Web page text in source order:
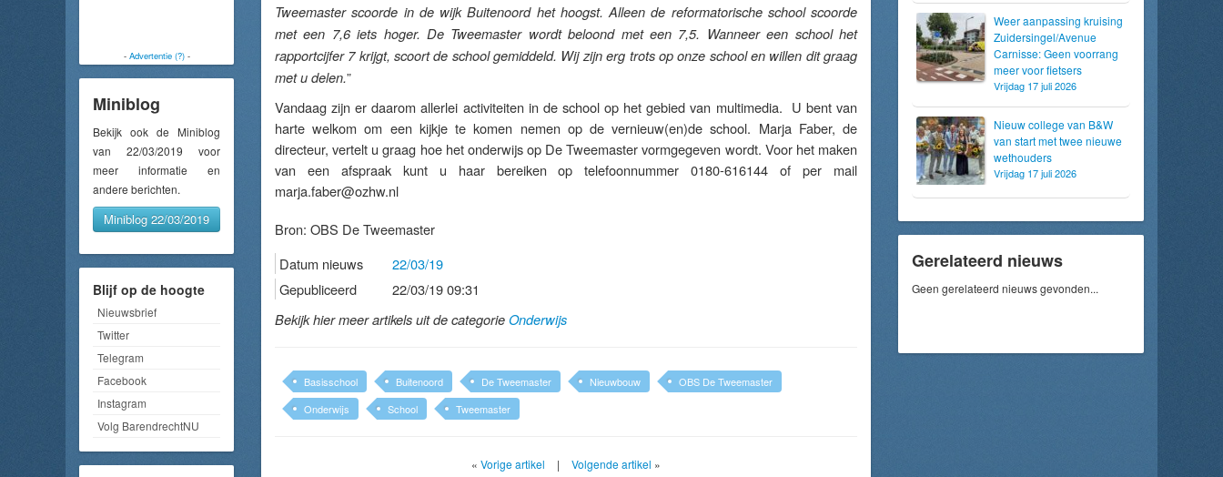
- Advertentie (?)-
Miniblog
Bekijk ook de Miniblog
van 22/03/2019 voor
meer informatie en
andere berichten.
Miniblog 22/03/2019
Blijf op de hoogte
Nieuwsbrief
Twitter
Telegram
Facebook
Instagram
Volg BarendrechtNU
Tweemaster scoorde in de wijk Buitenoord het hoogst. Alleen de reformatorische school scoorde
met een 7,6 iets hoger. De Tweemaster wordt beloond met een 7,5. Wanneer een school het
rapportcijfer 7 krijgt, scoort de school gemiddeld. Wij zijn erg trots op onze school en willen dit graag
met u delen.”
Vandaag zijn er daarom allerlei activiteiten in de school op het gebied van multimedia. U bent van
harte welkom om een kijkje te komen nemen op de vernieuw(en)de school. Marja Faber, de
directeur, vertelt u graag hoe het onderwijs op De Tweemaster vormgegeven wordt. Voor het maken
van een afspraak kunt u haar bereiken op telefoonnummer 0180-616144 of per mail
marja.faber@ozhw.nl
Bron: OBS De Tweemaster
Datum nieuws
22/03/19
Gepubliceerd
22/03/19 09:31
Bekijk hier meer artikels uit de categorie Onderwijs
Basisschool Buitenoord De Tweemaster Nieuwbouw
OBS De Tweemaster
Onderwijs
School Tweemaster
« Vorige artikel | Volgende artikel »
Weer aanpassing kruising
Zuidersingel/Avenue
Carnisse: Geen voorrang
meer voor fietsers
Vrijdag 17 juli 2026
Nieuw college van B&W
van start met twee nieuwe
wethouders
Vrijdag 17 juli 2026
Gerelateerd nieuws
Geen gerelateerd nieuws gevonden...